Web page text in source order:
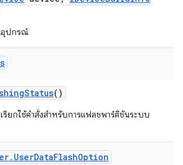
อุปกรณ์
Status()
รียกใช้คำสั่งสำหรับการแฟลชพาร์ติชันระบบ
. UserDataFlashOption